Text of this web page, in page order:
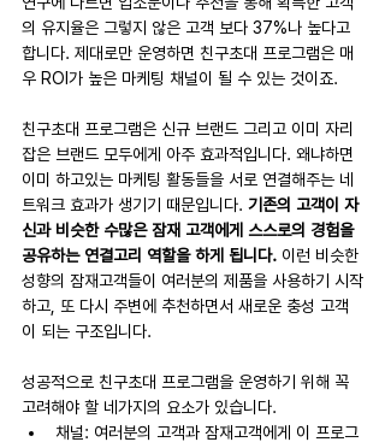
의 유지율은 그렇지 않은 고객 보다 37%나 높다고
합니다. 제대로만 운영하면 친구초대 프로그램은 매
우 ROI가 높은 마케팅 채널이 될 수 있는 것이죠.
친구초대 프로그램은 신규 브랜드 그리고 이미 자리
잡은 브랜드 모두에게 아주 효과적입니다. 왜냐하면
이미 하고있는 마케팅 활동들을 서로 연결해주는 네
트워크 효과가 생기기 때문입니다. 기존의 고객이 자
신과 비슷한 수많은 잠재 고객에게 스스로의 경험을
공유하는 연결고리 역할을 하게 됩니다. 이런 비슷한
성향의 잠재고객들이 여러분의 제품을 사용하기 시작
하고, 또 다시 주변에 추천하면서 새로운 충성 고객
이 되는 구조입니다.
성공적으로 친구초대 프로그램을 운영하기 위해 꼭
고려해야 할 네가지의 요소가 있습니다.
채널: 여러분의 고객과 잠재고객에게 이 프로그